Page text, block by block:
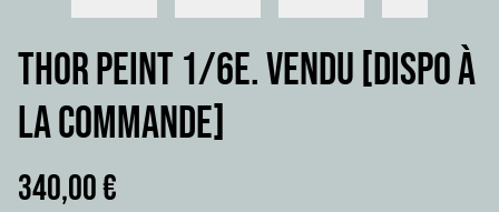
THOR Peint 1/6e. VENDU [dispo à
la commande]
340,00 €